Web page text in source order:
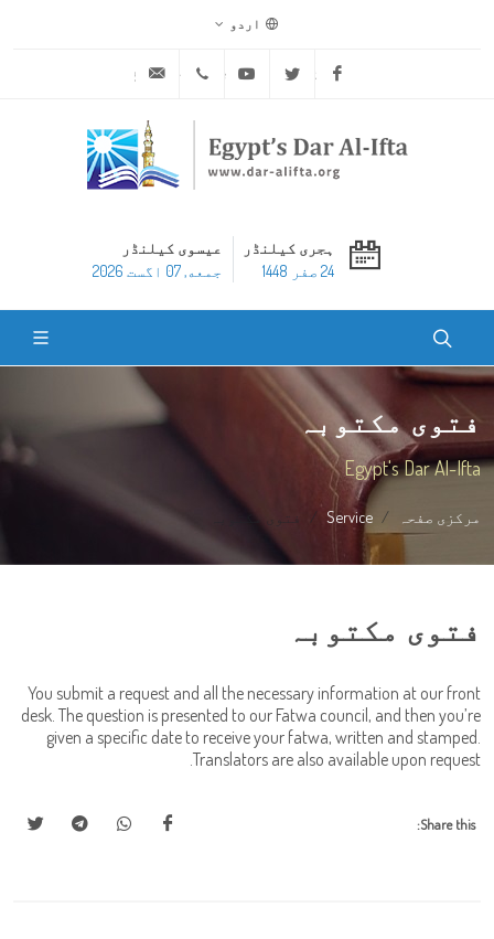
اردو
Facebook
Twitter
Youtube
ہجری کیلنڈر
24 صفر 1448
عیسوی کیلنڈر
جمعه, 07 اگست 2026
فتوی مکتوبہ
Egypt's Dar Al-Ifta
مرکزی صفحہ Service فتوی مکتوبہ
فتوی مکتوبہ
You submit a request and all the necessary information at our front
desk. The question is presented to our Fatwa council, and then you’re
given a specific date to receive your fatwa, written and stamped.
Translators are also available upon request.
Share this: